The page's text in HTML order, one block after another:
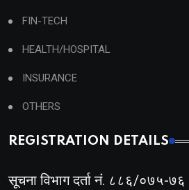
FIN-TECH
HEALTH/HOSPITAL
INSURANCE
OTHERS
REGISTRATION DETAILS
सूचना विभाग दर्ता नं. ८८६/०७५-७६